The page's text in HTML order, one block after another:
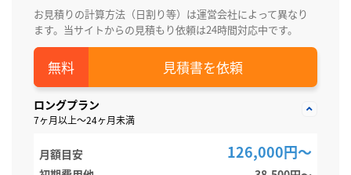
お見積りの計算方法（日割り等）は運営会社によって異なり
ます。当サイトからの見積もり依頼は24時間対応中です。
見積書を依頼
ロングプラン
7ヶ月以上～24ヶ月未満
月額目安 126,000円～